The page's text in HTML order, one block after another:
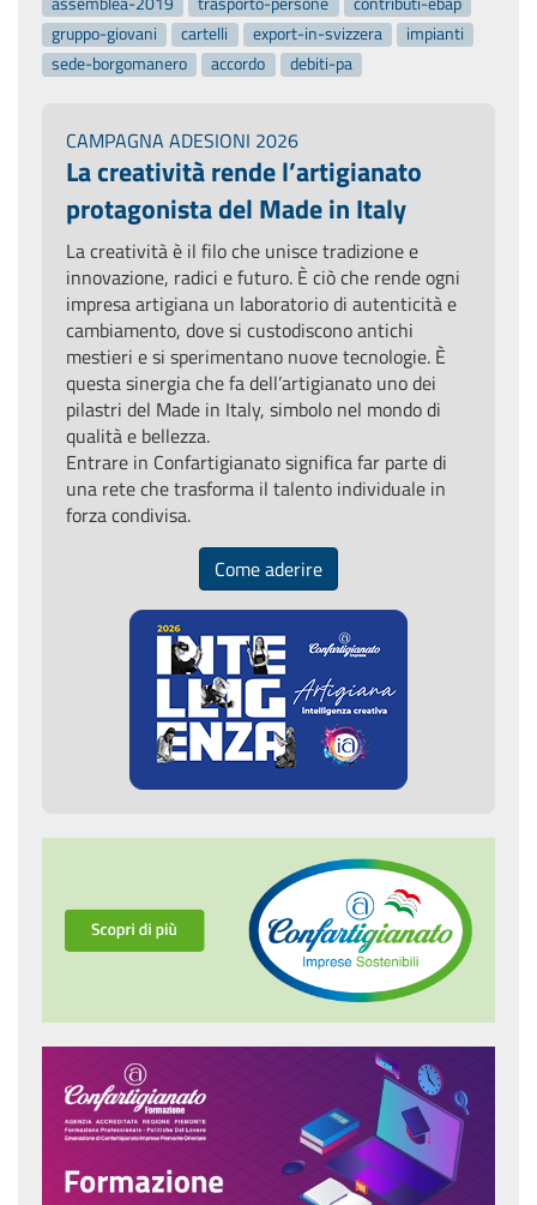
gruppo-giovani
cartelli export-in-svizzera
impianti
sede-borgomanero
accordo debiti-pa
CAMPAGNA ADESIONI 2026
La creatività rende l’artigianato
protagonista del Made in Italy
La creatività è il filo che unisce tradizione e
innovazione, radici e futuro. È ciò che rende ogni
impresa artigiana un laboratorio di autenticità e
cambiamento, dove si custodiscono antichi
mestieri e si sperimentano nuove tecnologie. È
questa sinergia che fa dell’artigianato uno dei
pilastri del Made in Italy, simbolo nel mondo di
qualità e bellezza.
Entrare in Confartigianato significa far parte di
una rete che trasforma il talento individuale in
forza condivisa.
Come aderire